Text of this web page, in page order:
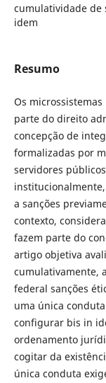
cumulatividade de
idem
Resumo
Os
parte do direito
concepção de
formalizadas por
servidores
a sanções
contexto,
fazem parte do
artigo objetiva
cumulativamente,
federal sanções
uma única
configurar bis in
ordenamento
cogitar da
única conduta